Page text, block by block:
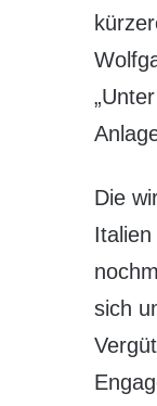
Die
sich